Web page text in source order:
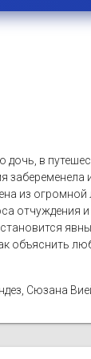
в
из
отчуждения
объяснить
Сюзана